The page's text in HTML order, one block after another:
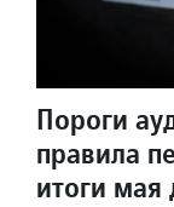
Пороги
правила
итоги